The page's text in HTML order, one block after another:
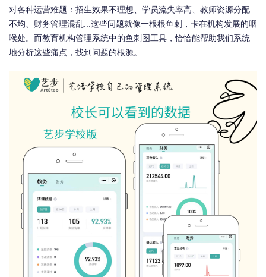
对各种运营难题：招生效果不理想、学员流失率高、教师资源分配
不均、财务管理混乱...这些问题就像一根根鱼刺，卡在机构发展的咽
喉处。而教育机构管理系统中的鱼刺图工具，恰恰能帮助我们系统
地分析这些痛点，找到问题的根源。